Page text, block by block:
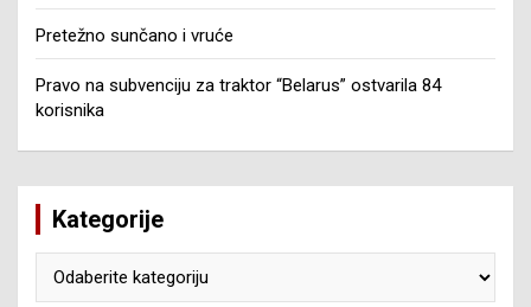
Pretežno sunčano i vruće
Pravo na subvenciju za traktor “Belarus” ostvarila 84
korisnika
Kategorije